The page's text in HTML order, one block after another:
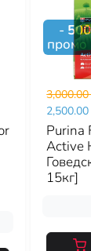
- 500
промо
Purina
Active
15кг]